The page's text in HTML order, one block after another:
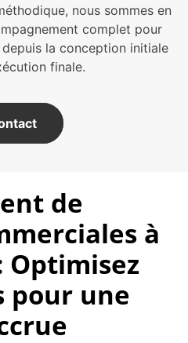
nous sommes en
complet pour
la conception initiale
finale.
de
à
Optimisez
pour une